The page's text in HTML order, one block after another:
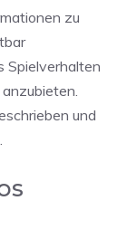
zu
Spielverhalten
und